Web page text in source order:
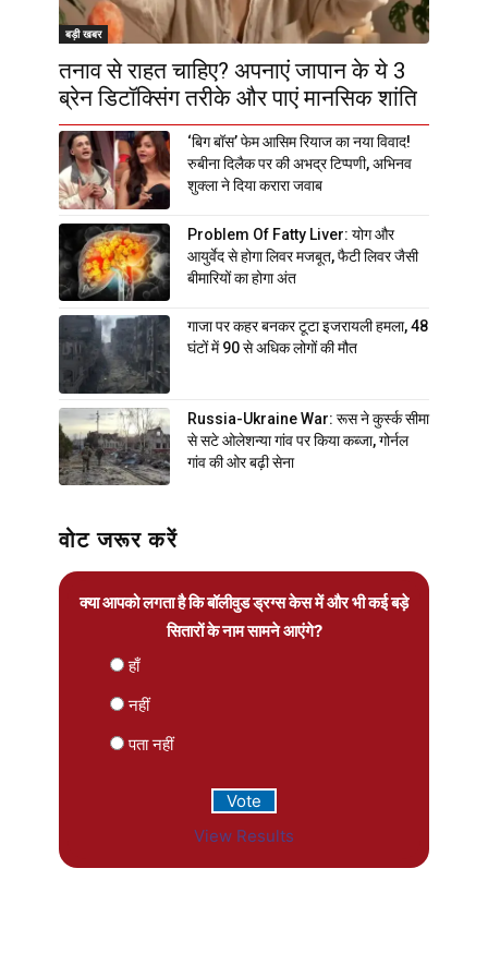
बड़ी खबर
तनाव से राहत चाहिए? अपनाएं जापान के ये 3
ब्रेन डिटॉक्सिंग तरीके और पाएं मानसिक शांति
‘बिग बॉस’ फेम आसिम रियाज का नया विवाद!
रुबीना दिलैक पर की अभद्र टिप्पणी, अभिनव
शुक्ला ने दिया करारा जवाब
Problem Of Fatty Liver: योग और
आयुर्वेद से होगा लिवर मजबूत, फैटी लिवर जैसी
बीमारियों का होगा अंत
गाजा पर कहर बनकर टूटा इजरायली हमला, 48
घंटों में 90 से अधिक लोगों की मौत
Russia-Ukraine War: रूस ने कुर्स्क सीमा
से सटे ओलेशन्या गांव पर किया कब्जा, गोर्नल
गांव की ओर बढ़ी सेना
वोट जरूर करें
क्या आपको लगता है कि बॉलीवुड ड्रग्स केस में और भी कई बड़े
सितारों के नाम सामने आएंगे?
हाँ
नहीं
पता नहीं
View Results